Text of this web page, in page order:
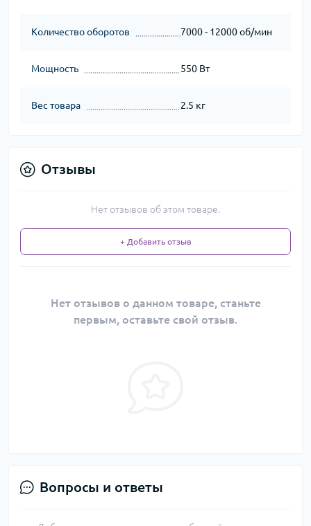
Количество оборотов 7000 - 12000 об/мин
Мощность 550 Вт
Вес товара 2.5 кг
Отзывы
Нет отзывов об этом товаре.
+ Добавить отзыв
Нет отзывов о данном товаре, станьте
первым, оставьте свой отзыв.
Вопросы и ответы